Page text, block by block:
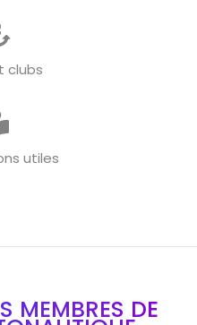
clubs
utiles
MEMBRES DE